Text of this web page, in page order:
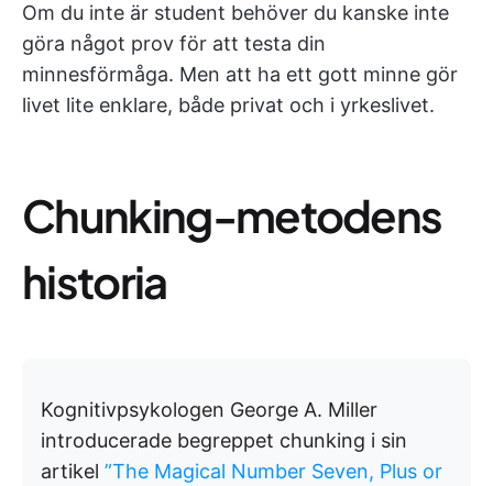
Om du inte är student behöver du kanske inte
göra något prov för att testa din
minnesförmåga. Men att ha ett gott minne gör
livet lite enklare, både privat och i yrkeslivet.
Chunking-metodens
historia
Kognitivpsykologen George A. Miller
introducerade begreppet chunking i sin
artikel ”The Magical Number Seven, Plus or